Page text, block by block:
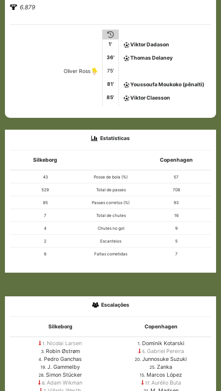
6.879
1' Viktor Dadason
36' Thomas Delaney
Oliver Ross 75'
81' Youssoufa Moukoko (pênalti)
85' Viktor Claesson
Estatísticas
Silkeborg Copenhagen
43 Posse de bola (%) 57
529 Total de passes 708
85 Passes corretos (%) 93
7 Total de chutes 16
4 Chutes no gol 9
2 Escanteios 5
6 Faltas cometidas 7
Escalações
Silkeborg Copenhagen
1. Nicolai Larsen
3.Robin Østrøm
4. Pedro Ganchas
19. J. Gammelby
28. Simon Stücker
6. Adam Wikman
1. Dominik Kotarski
5.Gabriel Pereira
20. Junnosuke Suzuki
25. Zanka
15. Marcos López
17.Aurélio Buta